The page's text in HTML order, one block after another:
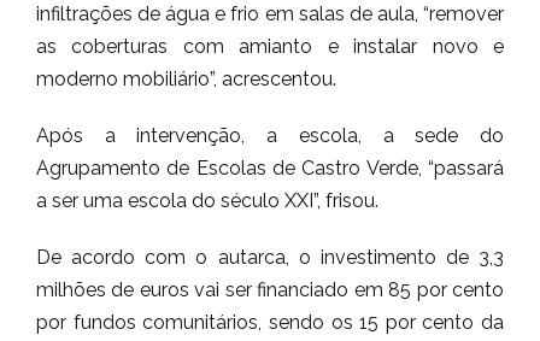
infiltrações de água e frio em salas de aula, “remover
as coberturas com amianto e instalar novo e
moderno mobiliário”, acrescentou.
Após a intervenção, a escola, a sede do
Agrupamento de Escolas de Castro Verde, “passará
a ser uma escola do século XXI”, frisou.
De acordo com o autarca, o investimento de 3,3
milhões de euros vai ser financiado em 85 por cento
por fundos comunitários, sendo os 15 por cento da